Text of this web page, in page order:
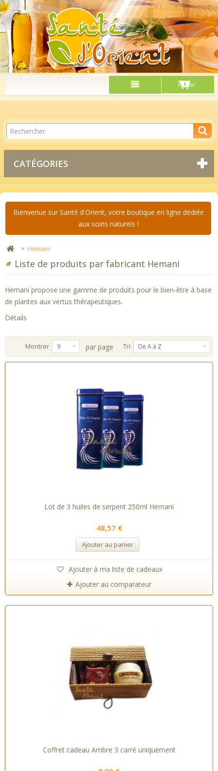
Panier
CATÉGORIES
Bienvenue sur Santé d'Orient, votre boutique en ligne dédiée
aux soins naturels !
> Hemani
Liste de produits par fabricant Hemani
Hemani propose une gamme de produits pour le bien-être à base
de plantes aux vertus thérapeutiques.
Détails
Tri De A à Z
Montrer 9 par page
Lot de 3 huiles de serpent 250ml Hemani
48,57 €
Ajouter au panier
Ajouter à ma liste de cadeaux
Ajouter au comparateur
Coffret cadeau Ambre 3 carré uniquement